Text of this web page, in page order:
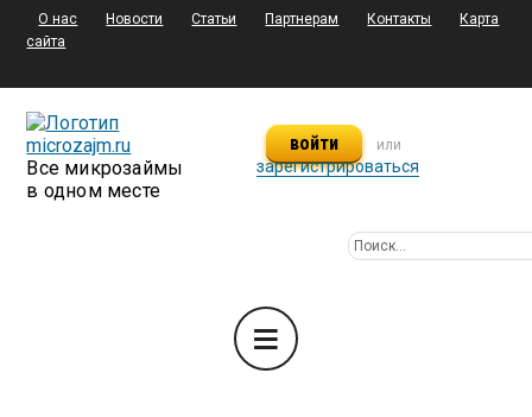
О нас Новости Статьи Партнерам Контакты
Карта
сайта
Все микрозаймы
в одном месте
войти или
зарегистрироваться